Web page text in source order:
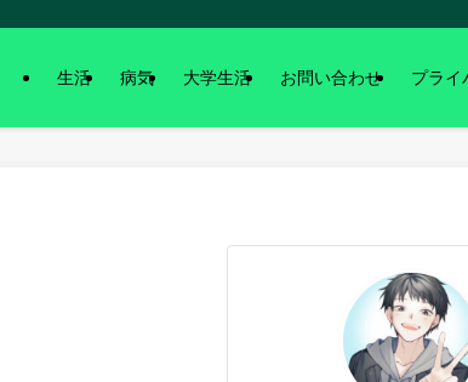
生活 病気 大学生活 お問い合わせ プライ